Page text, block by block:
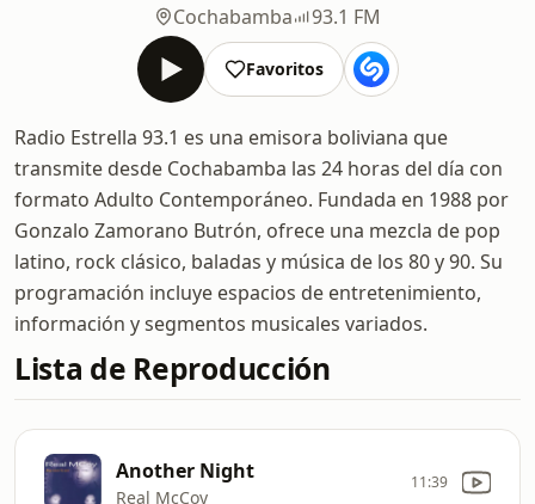
Cochabamba
93.1 FM
Favoritos
Radio Estrella 93.1 es una emisora boliviana que
transmite desde Cochabamba las 24 horas del día con
formato Adulto Contemporáneo. Fundada en 1988 por
Gonzalo Zamorano Butrón, ofrece una mezcla de pop
latino, rock clásico, baladas y música de los 80 y 90. Su
programación incluye espacios de entretenimiento,
información y segmentos musicales variados.
Lista de Reproducción
Another Night
Real McCoy
11:39